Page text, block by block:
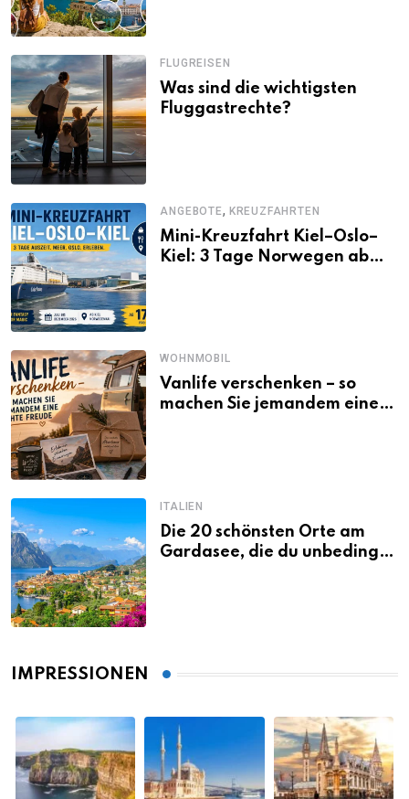
FLUGREISEN
Was sind die wichtigsten
Fluggastrechte?
ANGEBOTE, KREUZFAHRTEN
Mini-Kreuzfahrt Kiel–Oslo–
Kiel: 3 Tage Norwegen ab
WOHNMOBIL
Vanlife verschenken – so
machen Sie jemandem eine
ITALIEN
Die 20 schönsten Orte am
Gardasee, die du unbedingt
IMPRESSIONEN